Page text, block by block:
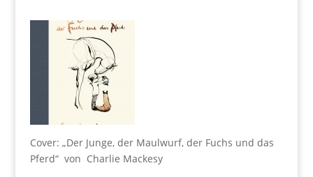
Cover: „Der Junge, der Maulwurf, der Fuchs und das
Pferd“ von Charlie Mackesy